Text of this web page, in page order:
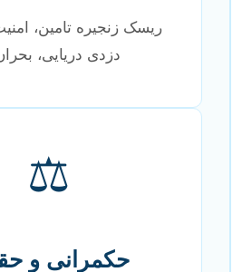
ریسک زنجیره تامین،
دزدی دریایی،
⚖️
حکمرانی و